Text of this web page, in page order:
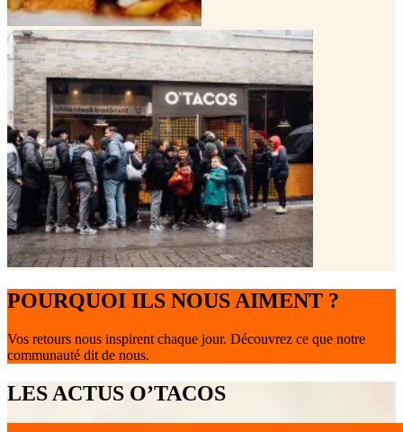
POURQUOI ILS NOUS AIMENT ?
Vos retours nous inspirent chaque jour. Découvrez ce que notre
communauté dit de nous.
LES ACTUS O’TACOS